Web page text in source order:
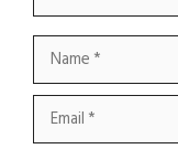
Name
Email